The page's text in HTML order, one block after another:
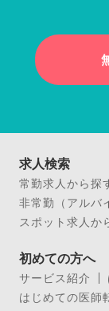
求人検索
常勤求人から探
非常勤（アルバ
スポット求人か
初めての方へ
サービス紹介
はじめての医師